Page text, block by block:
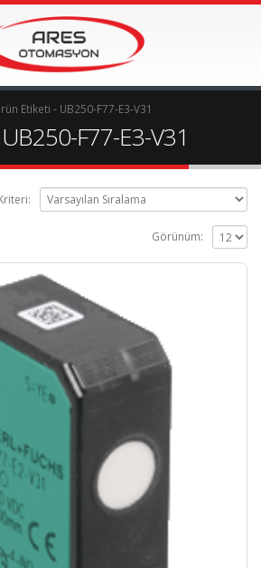
Etiketi - UB250-F77-E3-V31
F77-E3-V31
Görünüm: